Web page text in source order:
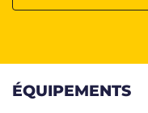
ÉQUIPEMENTS